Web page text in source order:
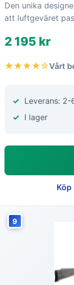
Den unika
att luftgeväret
2 195 kr
★★★★☆Vårt
Leverans:
I lager
9